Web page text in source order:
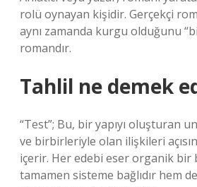
rolü oynayan kişidir. Gerçekçi
aynı zamanda kurgu olduğunu
romandır.
Tahlil ne demek
“Test”; Bu, bir yapıyı oluşturan
ve birbirleriyle olan ilişkileri
içerir. Her edebi eser organik bir
tamamen sisteme bağlıdır hem